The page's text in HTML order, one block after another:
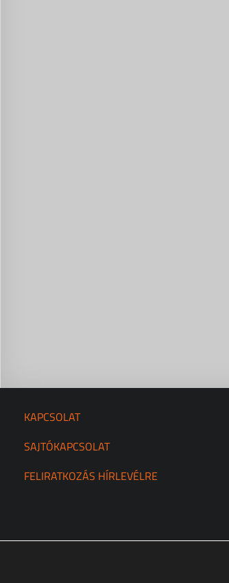
KAPCSOLAT
SAJTÓKAPCSOLAT
FELIRATKOZÁS HÍRLEVÉLRE